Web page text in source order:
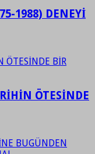
1988) DENEYİ
ÖTESİNDE